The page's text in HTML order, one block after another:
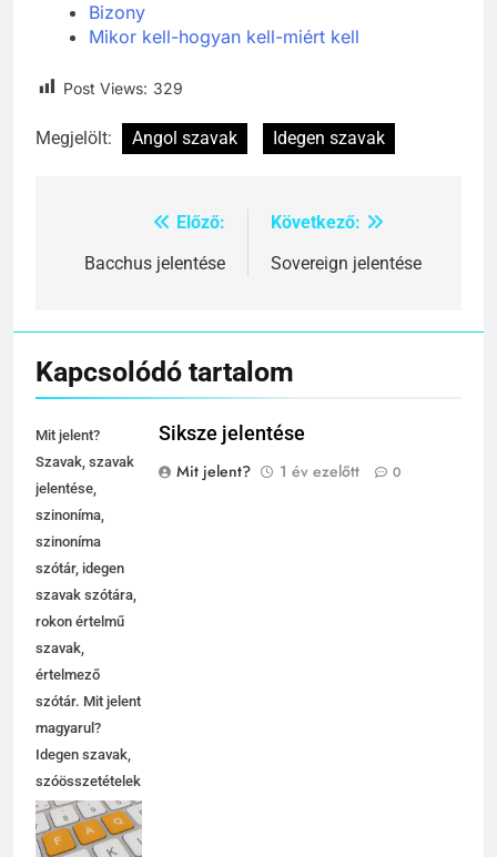
Bizony
Mikor kell-hogyan kell-miért kell
Post Views: 329
Megjelölt: Angol szavak Idegen szavak
Bejegyzés
navigáció
Előző:
Bacchus jelentése
Következő:
Sovereign jelentése
Kapcsolódó tartalom
Mit jelent?
Szavak, szavak
jelentése,
szinoníma,
szinoníma
szótár, idegen
szavak szótára,
rokon értelmű
szavak,
értelmező
szótár. Mit jelent
magyarul?
Idegen szavak,
szóösszetételek
jelentése,
magyarázata,
Siksze jelentése
Mit jelent?
1 év ezelőtt 0